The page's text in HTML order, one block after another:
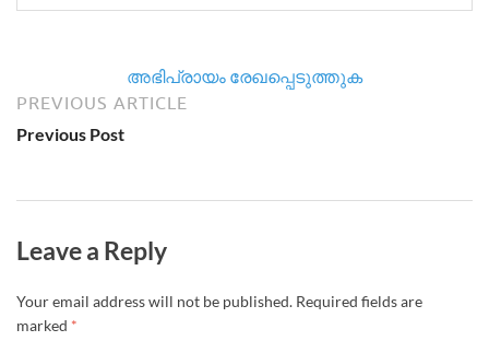
അഭിപ്രായം രേഖപ്പെടുത്തുക
PREVIOUS ARTICLE
Previous Post
Leave a Reply
Your email address will not be published. Required fields are
marked *